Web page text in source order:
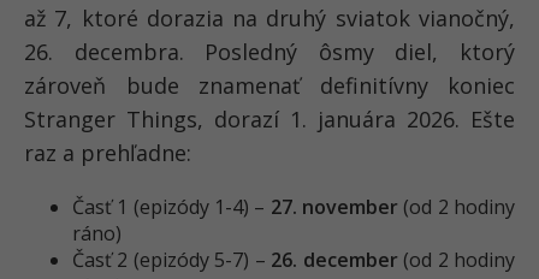
až 7, ktoré dorazia na druhý sviatok vianočný,
26. decembra. Posledný ôsmy diel, ktorý
zároveň bude znamenať definitívny koniec
Stranger Things, dorazí 1. januára 2026. Ešte
raz a prehľadne:
Časť 1 (epizódy 1-4) – 27. november (od 2 hodiny
ráno)
Časť 2 (epizódy 5-7) – 26. december(od 2 hodiny